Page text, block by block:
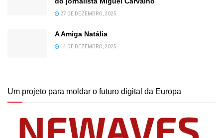
27 DE DEZEMBRO, 2025
A Amiga Natália
14 DE DEZEMBRO, 2025
Um projeto para moldar o futuro digital da Europa